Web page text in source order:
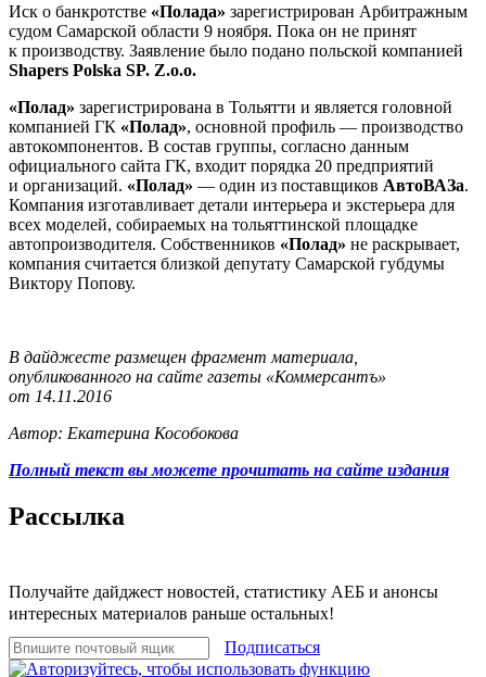
Иск о банкротстве «Полада» зарегистрирован Арбитражным
судом Самарской области 9 ноября. Пока он не принят
к производству. Заявление было подано польской компанией
Shapers Polska SP. Z.o.o.
«Полад» зарегистрирована в Тольятти и является головной
компанией ГК «Полад», основной профиль — производство
автокомпонентов. В состав группы, согласно данным
официального сайта ГК, входит порядка 20 предприятий
и организаций. «Полад» — один из поставщиков АвтоВАЗа.
Компания изготавливает детали интерьера и экстерьера для
всех моделей, собираемых на тольяттинской площадке
автопроизводителя. Собственников «Полад» не раскрывает,
компания считается близкой депутату Самарской губдумы
Виктору Попову.
В дайджесте размещен фрагмент материала,
опубликованного на сайте газеты «Коммерсантъ»
от 14.11.2016
Автор: Екатерина Кособокова
Полный текст вы можете прочитать на сайте издания
Рассылка
Получайте дайджест новостей, статистику АЕБ и анонсы
интересных материалов раньше остальных!
Подписаться